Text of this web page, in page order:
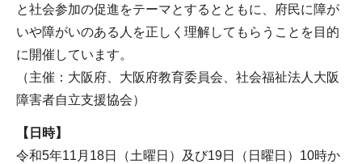
と社会参加の促進をテーマとするとともに、府民に障が
いや障がいのある人を正しく理解してもらうことを目的
に開催しています。
（主催：大阪府、大阪府教育委員会、社会福祉法人大阪
障害者自立支援協会）
【日時】
令和5年11月18日（土曜日）及び19日（日曜日）10時か